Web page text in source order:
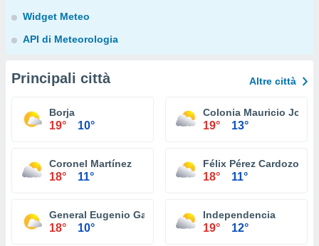
Widget Meteo
API di Meteorologia
Principali città Altre città
Borja
19° 10°
Colonia Mauricio José
19° 13°
Coronel Martínez
18° 11°
Félix Pérez Cardozo
18° 11°
General Eugenio Garay
18° 10°
Independencia
19° 12°